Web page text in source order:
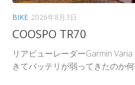
BIKE 2026年8月3日
COOSPO TR70
リアビューレーダーGarmin
きてバッテリが弱ってきたのか何